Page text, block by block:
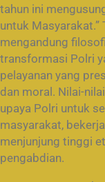
tahun ini
untuk Masyarakat.”
mengandung
transformasi Polri
pelayanan yang
dan moral. Nilai-
upaya Polri untuk
masyarakat,
menjunjung tinggi
pengabdian.